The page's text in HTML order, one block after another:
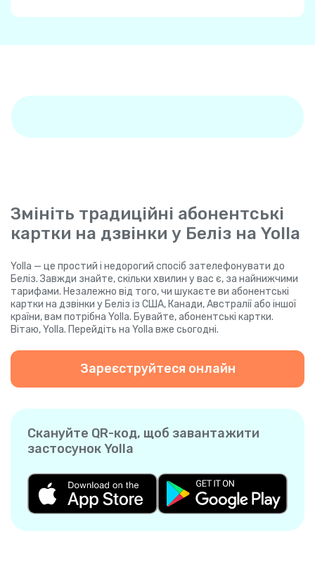
Змініть традиційні абонентські
картки на дзвінки у Беліз на Yolla
Yolla — це простий і недорогий спосіб зателефонувати до
Беліз. Завжди знайте, скільки хвилин у вас є, за найнижчими
тарифами. Незалежно від того, чи шукаєте ви абонентські
картки на дзвінки у Беліз із США, Канади, Австралії або іншої
країни, вам потрібна Yolla. Бувайте, абонентські картки.
Вітаю, Yolla. Перейдіть на Yolla вже сьогодні.
Зареєструйтеся онлайн
Скануйте QR-код, щоб завантажити
застосунок Yolla